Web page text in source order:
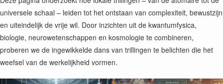
universele schaal – leiden tot het ontstaan van complexiteit, bewustzijn
en uiteindelijk de vrije wil. Door inzichten uit de kwantumfysica,
biologie, neurowetenschappen en kosmologie te combineren,
proberen we de ingewikkelde dans van trillingen te belichten die het
weefsel van de werkelijkheid vormen.